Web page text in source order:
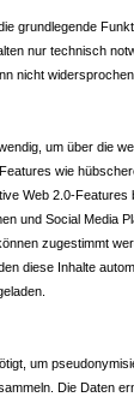
grundlegende
nur technisch
nicht widersprochen
um über die
wie
Web 2.0-Features
und Social Media
zugestimmt
diese Inhalte
um
Die Daten